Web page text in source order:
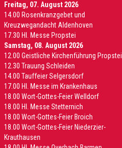
Freitag, 07. August 2026
14.00 Rosenkranzgebet und
Kreuzwegandacht Aldenhoven
17.30 Hl. Messe Propstei
Samstag, 08. August 2026
12.00 Geistliche Kirchenführung Propstei
12.30 Trauung Schleiden
14.00 Tauffeier Selgersdorf
17.00 Hl. Messe im Krankenhaus
18.00 Wort-Gottes-Feier Welldorf
18.00 Hl. Messe Stetternich
18.00 Wort-Gottes-Feier Broich
18.00 Wort-Gottes-Feier Niederzier-
Krauthausen